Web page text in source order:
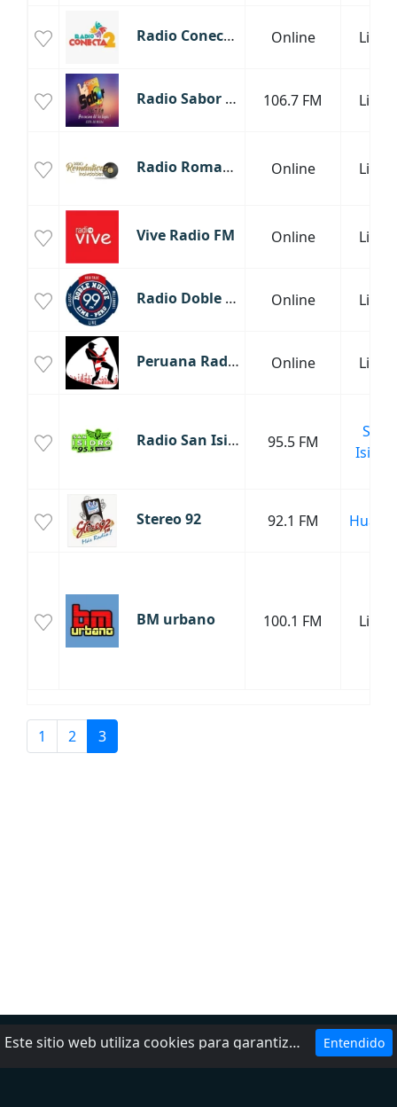
Radio Conecta2 Online Lima
Radio Sabor Lima 106.7 FM Lima
Radio Romanticas Inolvidables Online Lima
Vive Radio FM Online Lima
Radio Doble Nueve Heritage Online Lima
Peruana Radio Online Lima
Radio San Isidro Labrador 95.5 FM
San
Isidro
Stereo 92 92.1 FM
BM urbano 100.1 FM Lima
1 2 3
Ayuda
Este sitio web utiliza cookies para garantizar que obtenga la mejor experiencia en nuestro sitio web. Entendido